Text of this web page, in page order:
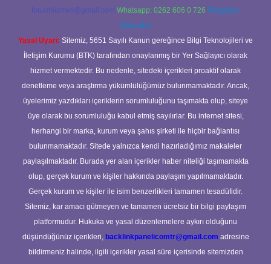
forumhizmeti@gmail.com Whatsapp: 0262 606 0 726 Telegram:
@karabul
Yasal Uyarı: Sitemiz, 5651 Sayılı Kanun gereğince Bilgi Teknolojileri ve
İletişim Kurumu (BTK) tarafından onaylanmış bir Yer Sağlayıcı olarak
hizmet vermektedir. Bu nedenle, sitedeki içerikleri proaktif olarak
denetleme veya araştırma yükümlülüğümüz bulunmamaktadır. Ancak,
üyelerimiz yazdıkları içeriklerin sorumluluğunu taşımakta olup, siteye
üye olarak bu sorumluluğu kabul etmiş sayılırlar. Bu internet sitesi,
herhangi bir marka, kurum veya şahıs şirketi ile hiçbir bağlantısı
bulunmamaktadır. Sitede yalnızca kendi hazırladığımız makaleler
paylaşılmaktadır. Burada yer alan içerikler haber niteliği taşımamakta
olup, gerçek kurum ve kişiler hakkında paylaşım yapılmamaktadır.
Gerçek kurum ve kişiler ile isim benzerlikleri tamamen tesadüfidir.
Sitemiz, kar amacı gütmeyen ve tamamen ücretsiz bir bilgi paylaşım
platformudur. Hukuka ve yasal düzenlemelere aykırı olduğunu
düşündüğünüz içerikleri, backlinkpanelicomtr@gmail.com adresine
bildirmeniz halinde, ilgili içerikler yasal süre içerisinde sitemizden